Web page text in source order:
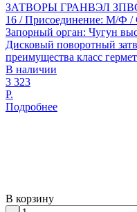
ЗАТВОРЫ ГРАНВЭЛ
16 / Присоединение: М/Ф /
Запорный орган: Чугун
Дисковый поворотный
преимущества класс
В наличии
3 323
Р.
Подробнее
В корзину